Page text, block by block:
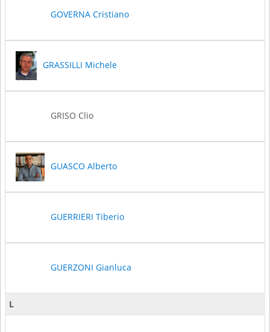
GOVERNA Cristiano
GRASSILLI Michele
GRISO Clio
GUASCO Alberto
GUERRIERI Tiberio
GUERZONI Gianluca
L